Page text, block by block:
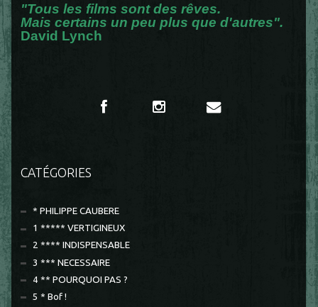
"Tous les films sont des rêves.
Mais certains un peu plus que d'autres".
David Lynch
CATÉGORIES
* PHILIPPE CAUBERE
1 ***** VERTIGINEUX
2 **** INDISPENSABLE
3 *** NECESSAIRE
4 ** POURQUOI PAS ?
5 * Bof !